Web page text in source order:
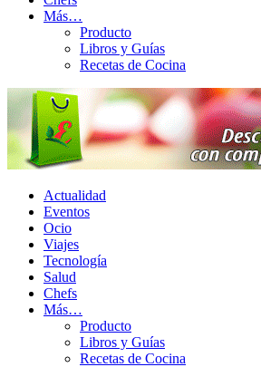
Más…
Producto
Libros y Guías
Recetas de Cocina
Actualidad
Eventos
Ocio
Viajes
Tecnología
Salud
Chefs
Más…
Producto
Libros y Guías
Recetas de Cocina